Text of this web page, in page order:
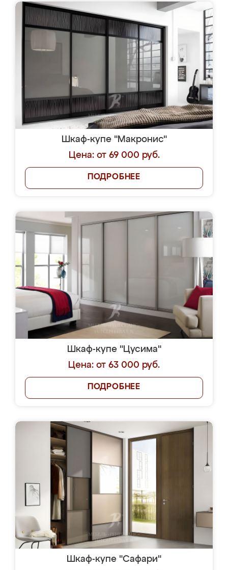
Шкаф-купе "Макронис"
Цена: от 69 000 руб.
ПОДРОБНЕЕ
Шкаф-купе "Цусима"
Цена: от 63 000 руб.
ПОДРОБНЕЕ
Шкаф-купе "Сафари"